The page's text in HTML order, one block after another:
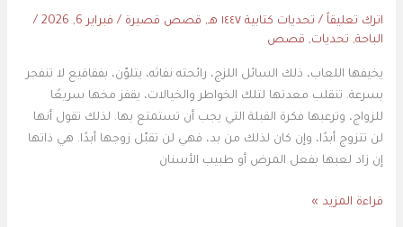
اترك تعليقاً / تحديات كتابية ١٤٤٧ هـ , قصص قصيرة / فبراير 6, 2026
/
الباحة, تحديات, قصص
يخيفها اللعاب، ذلك السائل اللزج، رائحته نفاثه، يتلوّن، بفقاقيع لا تنفجر
بسرعة. تنقلب معدتها لتلك الخواطر والخيالات، يقفز مخها سريعًا
للزواج، وترعبها فكرة القبلة التي يجب أن تستمتع بها. لذلك تقول أنها
لن تتزوج أبدًا، وإن كان لذلك من بد، فهي لن تقبّل زوجها أبدًا. هي ذاتها
إن زاد لعبها بفعل المرض أو طبيب الأسنان
قراءة المزيد »